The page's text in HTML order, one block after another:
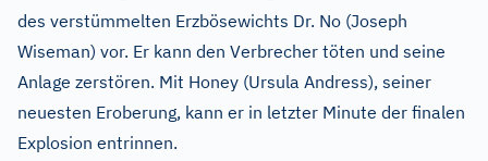
des verstümmelten Erzbösewichts Dr. No (Joseph
Wiseman) vor. Er kann den Verbrecher töten und seine
Anlage zerstören. Mit Honey (Ursula Andress), seiner
neuesten Eroberung, kann er in letzter Minute der finalen
Explosion entrinnen.